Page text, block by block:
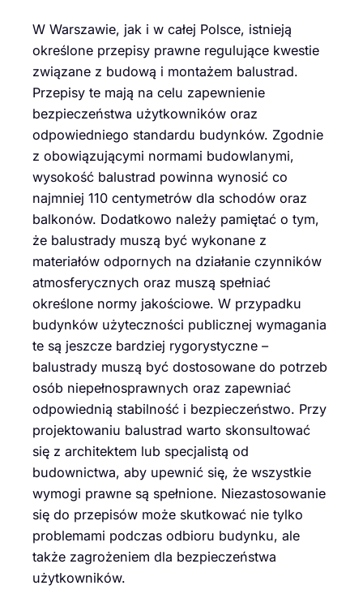
W Warszawie, jak i w całej Polsce, istnieją
określone przepisy prawne regulujące kwestie
związane z budową i montażem balustrad.
Przepisy te mają na celu zapewnienie
bezpieczeństwa użytkowników oraz
odpowiedniego standardu budynków. Zgodnie
z obowiązującymi normami budowlanymi,
wysokość balustrad powinna wynosić co
najmniej 110 centymetrów dla schodów oraz
balkonów. Dodatkowo należy pamiętać o tym,
że balustrady muszą być wykonane z
materiałów odpornych na działanie czynników
atmosferycznych oraz muszą spełniać
określone normy jakościowe. W przypadku
budynków użyteczności publicznej wymagania
te są jeszcze bardziej rygorystyczne –
balustrady muszą być dostosowane do potrzeb
osób niepełnosprawnych oraz zapewniać
odpowiednią stabilność i bezpieczeństwo. Przy
projektowaniu balustrad warto skonsultować
się z architektem lub specjalistą od
budownictwa, aby upewnić się, że wszystkie
wymogi prawne są spełnione. Niezastosowanie
się do przepisów może skutkować nie tylko
problemami podczas odbioru budynku, ale
także zagrożeniem dla bezpieczeństwa
użytkowników.